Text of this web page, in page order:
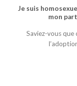
Je suis
mon
Saviez-vous que